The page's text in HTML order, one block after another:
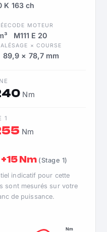
K 163 ch
CODE MOTEUR
M111 E 20
ALÉSAGE × COURSE
89,9 × 78,7 mm
Nm
1
Nm
Nm (Stage 1)
indicatif pour cette
sont mesurés sur votre
de puissance.
Nm